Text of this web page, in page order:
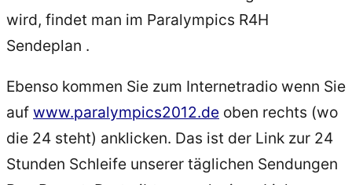
wird, findet man im Paralympics R4H
Sendeplan .
Ebenso kommen Sie zum Internetradio wenn Sie
auf www.paralympics2012.de oben rechts (wo
die 24 steht) anklicken. Das ist der Link zur 24
Stunden Schleife unserer täglichen Sendungen